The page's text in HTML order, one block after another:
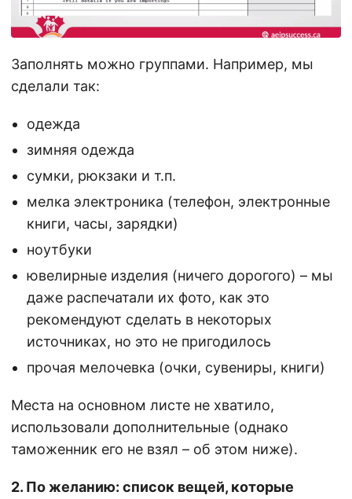
Заполнять можно группами. Например, мы
сделали так:
одежда
зимняя одежда
сумки, рюкзаки и т.п.
мелка электроника (телефон, электронные
книги, часы, зарядки)
ноутбуки
ювелирные изделия (ничего дорогого) – мы
даже распечатали их фото, как это
рекомендуют сделать в некоторых
источниках, но это не пригодилось
прочая мелочевка (очки, сувениры, книги)
Места на основном листе не хватило,
использовали дополнительные (однако
таможенник его не взял – об этом ниже).
2. По желанию: список вещей, которые